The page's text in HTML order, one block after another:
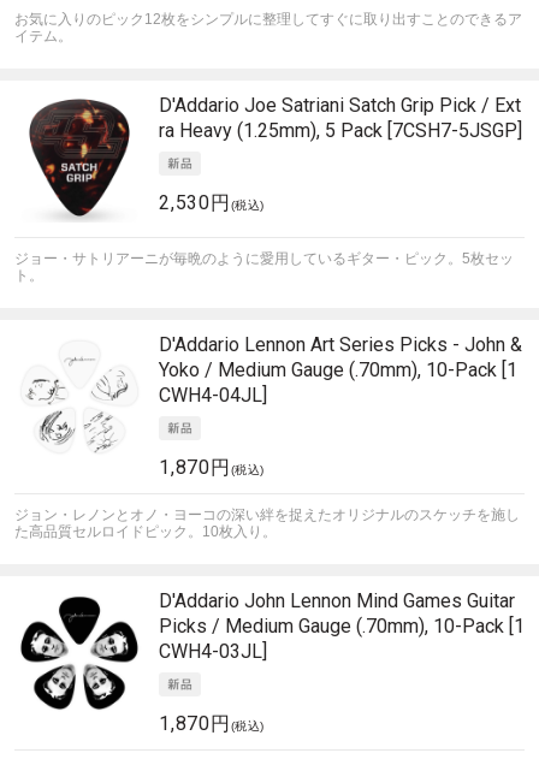
お気に入りのピック12枚をシンプルに整理してすぐに取り出すことのできるア
イテム。
D'Addario Joe Satriani Satch Grip Pick / Ext
ra Heavy (1.25mm), 5 Pack [7CSH7-5JSGP]
2,530円 (税込)
ジョー・サトリアーニが毎晩のように愛用しているギター・ピック。5枚セッ
ト。
D'Addario Lennon Art Series Picks - John &
Yoko / Medium Gauge (.70mm), 10-Pack [1
CWH4-04JL]
1,870円 (税込)
ジョン・レノンとオノ・ヨーコの深い絆を捉えたオリジナルのスケッチを施し
た高品質セルロイドピック。10枚入り。
D'Addario John Lennon Mind Games Guitar
Picks / Medium Gauge (.70mm), 10-Pack [1
CWH4-03JL]
1,870円 (税込)